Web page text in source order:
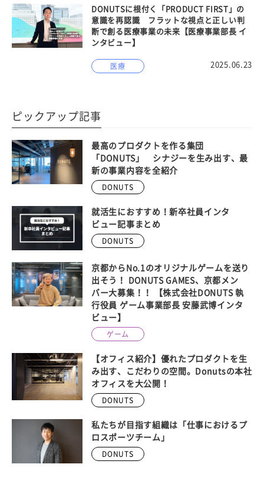
医療 2025.06.23
DONUTSに根付く「PRODUCT FIRST」の
意識を再認識 フラットな視点と正しい判
断で創る医療事業の未来【医療事業部長 イ
ンタビュー】
ピックアップ記事
最高のプロダクトを作る集団
「DONUTS」 シナジーを生み出す、最
新の事業内容を全紹介
DONUTS
就活生におすすめ！新卒社員インタ
ビュー記事まとめ
DONUTS
京都からNo.1のオリジナルゲームを送り
出そう！ DONUTS GAMES、京都メン
バー大募集！！ 【株式会社DONUTS 執
行役員 ゲーム事業部長 安藤武博インタ
ビュー】
ゲーム
【オフィス紹介】優れたプロダクトを生
み出す、こだわりの空間。Donutsの本社
オフィスを大公開！
DONUTS
私たちが目指す組織は「仕事におけるプ
ロスポーツチーム」
DONUTS